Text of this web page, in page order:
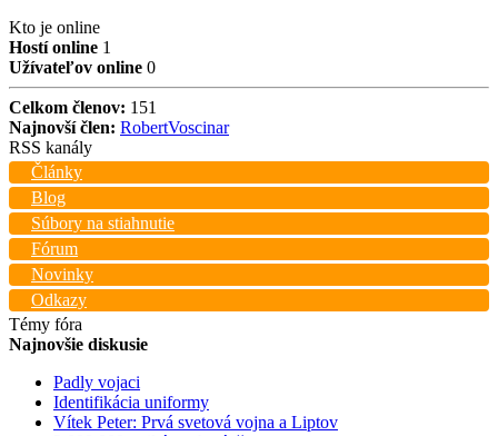
Kto je online
Hostí online 1
Užívateľov online 0
Celkom členov: 151
Najnovší člen: RobertVoscinar
RSS kanály
Články
Blog
Súbory na stiahnutie
Fórum
Novinky
Odkazy
Témy fóra
Najnovšie diskusie
Padly vojaci
Identifikácia uniformy
Vítek Peter: Prvá svetová vojna a Liptov